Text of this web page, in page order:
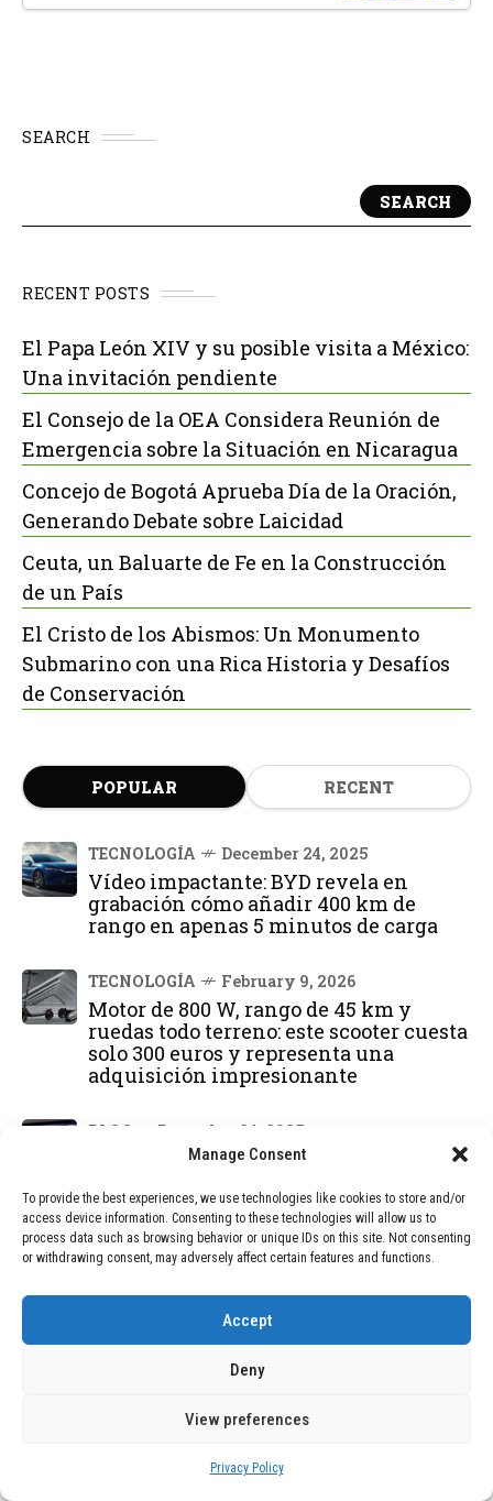
Manage Consent
To provide the best experiences, we use technologies like cookies to store and/or
access device information. Consenting to these technologies will allow us to
process data such as browsing behavior or unique IDs on this site. Not consenting
or withdrawing consent, may adversely affect certain features and functions.
Accept
Deny
View preferences
Privacy Policy
SEARCH
SEARCH
RECENT POSTS
El Papa León XIV y su posible visita a México:
Una invitación pendiente
El Consejo de la OEA Considera Reunión de
Emergencia sobre la Situación en Nicaragua
Concejo de Bogotá Aprueba Día de la Oración,
Generando Debate sobre Laicidad
Ceuta, un Baluarte de Fe en la Construcción
de un País
El Cristo de los Abismos: Un Monumento
Submarino con una Rica Historia y Desafíos
de Conservación
POPULAR RECENT
TECNOLOGÍA December 24, 2025
Vídeo impactante: BYD revela en
grabación cómo añadir 400 km de
rango en apenas 5 minutos de carga
TECNOLOGÍA February 9, 2026
Motor de 800 W, rango de 45 km y
ruedas todo terreno: este scooter cuesta
solo 300 euros y representa una
adquisición impresionante
BLOG December 24, 2025
GAME se Une a la Oferta de Balizas V16
2026
BLOG December 24, 2025
de Ancianos de Pensilvania Deja al
Menos Dos Víctimas Fatales
DEAL OF THE MONTH
December 24, 2025
Vídeo impactante: BYD revela en